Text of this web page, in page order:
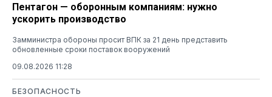
Пентагон — оборонным компаниям: нужно
ускорить производство
Замминистра обороны просит ВПК за 21 день представить
обновленные сроки поставок вооружений
09.08.2026 11:28
БЕЗОПАСНОСТЬ